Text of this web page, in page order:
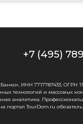
+7 (495)
ИНН 7717787433, ОГРН
технологий и массовых
аналитика.
портал TourDom.ru